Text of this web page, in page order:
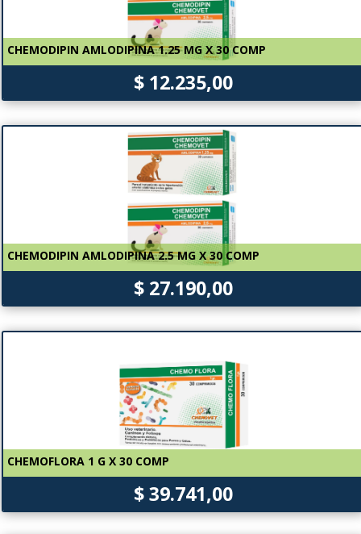
CHEMODIPIN AMLODIPINA 1.25 MG X 30 COMP
$ 12.235,00
CHEMODIPIN AMLODIPINA 2.5 MG X 30 COMP
$ 27.190,00
CHEMOFLORA 1 G X 30 COMP
$ 39.741,00